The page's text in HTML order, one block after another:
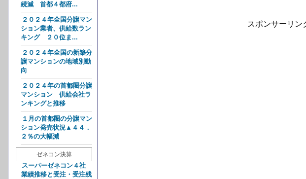
続減 首都４都府...
２０２４年全国分譲マン
ション業者、供給数ラン
キング ２０位ま...
２０２４年全国の新築分
譲マンションの地域別動
向
２０２４年の首都圏分譲
マンション 供給会社ラ
ンキングと推移
１月の首都圏の分譲マン
ション発売状況▲４４．
２％の大幅減
ゼネコン決算
スーパーゼネコン４社
業績推移と受注・受注残
スポンサーリン